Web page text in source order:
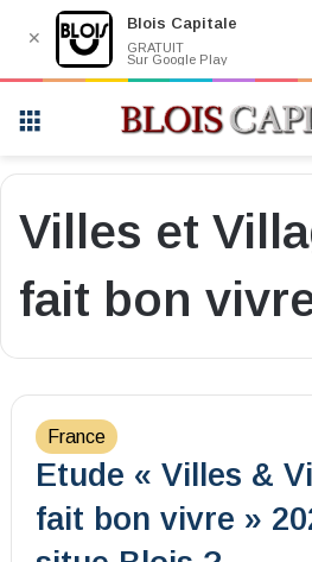
Villes et
fait bon
France
Etude « Villes &
fait bon vivre »
✕
Blois Capitale
GRATUIT
Sur Google Play